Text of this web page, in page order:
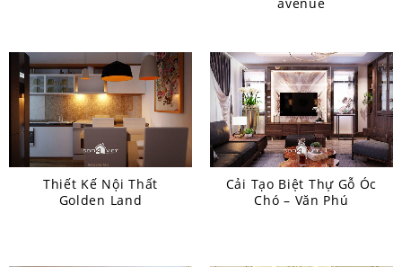
Thiết Kế Nội Thất
Golden Land
Cải Tạo Biệt Thự Gỗ Óc
Chó – Văn Phú